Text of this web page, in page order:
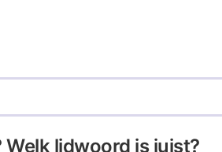
Welk lidwoord is juist?